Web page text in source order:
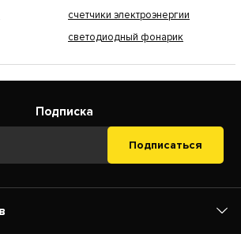
счетчики электроэнергии
светодиодный фонарик
Подписка
Подписаться